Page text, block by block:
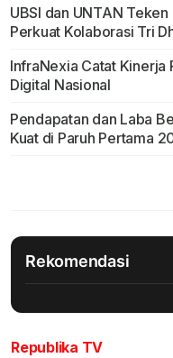
UBSI dan UNTAN
Perkuat Kolaborasi Tri
InfraNexia Catat Kinerja
Digital Nasional
Pendapatan dan Laba
Kuat di Paruh Pertama
Rekomendasi
Republika TV